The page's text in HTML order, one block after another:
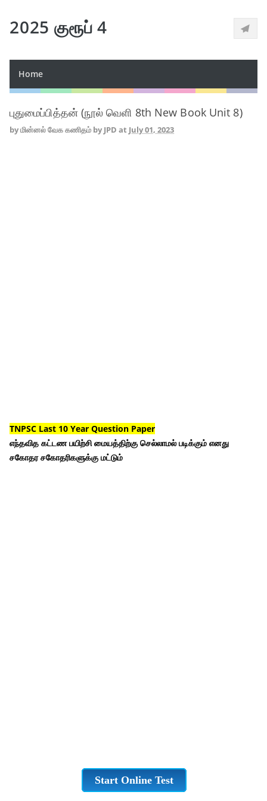
2025 குரூப் 4
Home
புதுமைப்பித்தன் (நூல் வெளி 8th New Book Unit 8)
byமின்னல் வேக கணிதம் by JPD at July 01, 2023
TNPSC Last 10 Year Question Paper
எந்தவித கட்டண பயிற்சி மையத்திற்கு செல்லாமல் படிக்கும் எனது
சகோதர சகோதரிகளுக்கு மட்டும்
Start Online Test